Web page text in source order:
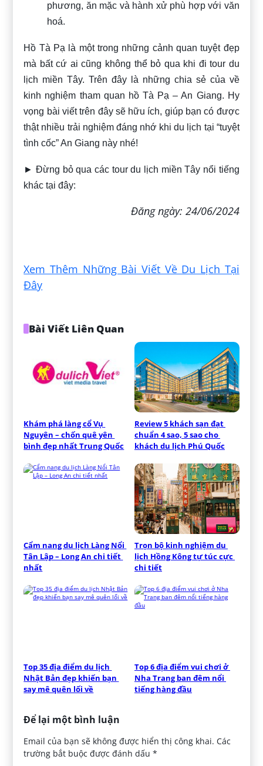
phương, ăn mặc và hành xử phù hợp với văn
hoá.
Hồ Tà Pạ là một trong những cảnh quan tuyệt đẹp
mà bất cứ ai cũng không thể bỏ qua khi đi tour du
lịch miền Tây. Trên đây là những chia sẻ của về
kinh nghiệm tham quan hồ Tà Pạ – An Giang. Hy
vọng bài viết trên đây sẽ hữu ích, giúp bạn có được
thật nhiều trải nghiệm đáng nhớ khi du lịch tại “tuyệt
tình cốc” An Giang này nhé!
► Đừng bỏ qua các tour du lịch miền Tây nổi tiếng
khác tại đây:
Đăng ngày: 24/06/2024
Xem Thêm Những Bài Viết Về Du Lịch Tại
Đây
Bài Viết Liên Quan
Khám phá làng cổ Vụ
Nguyên – chốn quê yên
bình đẹp nhất Trung Quốc
Review 5 khách sạn đạt
chuẩn 4 sao, 5 sao cho
khách du lịch Phú Quốc
Cẩm nang du lịch Làng Nổi
Tân Lập – Long An chi tiết
nhất
Trọn bộ kinh nghiệm du
lịch Hồng Kông tự túc cực
chi tiết
Top 35 địa điểm du lịch
Nhật Bản đẹp khiến bạn
say mê quên lối về
Top 6 địa điểm vui chơi ở
Nha Trang ban đêm nổi
tiếng hàng đầu
Để lại một bình luận
Email của bạn sẽ không được hiển thị công khai. Các
trường bắt buộc được đánh dấu*